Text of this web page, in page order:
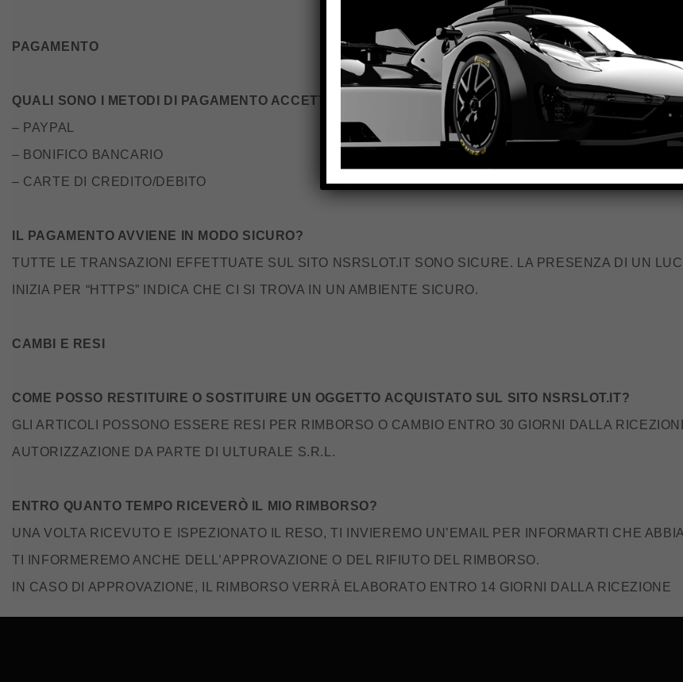
PAGAMENTO
QUALI SONO I METODI DI PAGAMENTO ACCETTATI SUL SITO ULTURALE.COM?
– PAYPAL
– BONIFICO BANCARIO
– CARTE DI CREDITO/DEBITO
IL PAGAMENTO AVVIENE IN MODO SICURO?
TUTTE LE TRANSAZIONI EFFETTUATE SUL SITO NSRSLOT.IT SONO SICURE. LA PRESENZA DI UN
INIZIA PER “HTTPS” INDICA CHE CI SI TROVA IN UN AMBIENTE SICURO.
CAMBI E RESI
COME POSSO RESTITUIRE O SOSTITUIRE UN OGGETTO ACQUISTATO SUL SITO NSRSLOT.IT?
GLI ARTICOLI POSSONO ESSERE RESI PER RIMBORSO O CAMBIO ENTRO 30 GIORNI DALLA
AUTORIZZAZIONE DA PARTE DI ULTURALE S.R.L.
ENTRO QUANTO TEMPO RICEVERÒ IL MIO RIMBORSO?
UNA VOLTA RICEVUTO E ISPEZIONATO IL RESO, TI INVIEREMO UN’EMAIL PER INFORMARTI CHE
TI INFORMEREMO ANCHE DELL’APPROVAZIONE O DEL RIFIUTO DEL RIMBORSO.
IN CASO DI APPROVAZIONE, IL RIMBORSO VERRÀ ELABORATO ENTRO 14 GIORNI DALLA RICEZIONE